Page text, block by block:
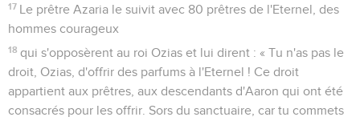
17 Le prêtre Azaria le suivit avec 80 prêtres de l'Eternel, des
hommes courageux
18 qui s'opposèrent au roi Ozias et lui dirent : « Tu n'as pas le
droit, Ozias, d'offrir des parfums à l'Eternel ! Ce droit
appartient aux prêtres, aux descendants d'Aaron qui ont été
consacrés pour les offrir. Sors du sanctuaire, car tu commets